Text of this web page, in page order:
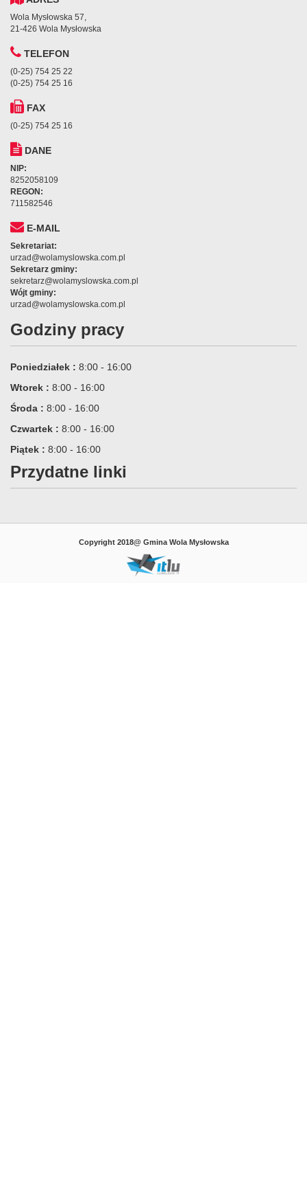
Wola Mysłowska 57,
21-426 Wola Mysłowska
TELEFON
(0-25) 754 25 22
(0-25) 754 25 16
FAX
(0-25) 754 25 16
DANE
NIP:
8252058109
REGON:
711582546
E-MAIL
Sekretariat:
urzad@wolamyslowska.com.pl
Sekretarz gminy:
sekretarz@wolamyslowska.com.pl
Wójt gminy:
urzad@wolamyslowska.com.pl
Godziny pracy
Poniedziałek : 8:00 - 16:00
Wtorek : 8:00 - 16:00
Środa : 8:00 - 16:00
Czwartek : 8:00 - 16:00
Piątek : 8:00 - 16:00
Przydatne linki
Copyright 2018@ Gmina Wola Mysłowska